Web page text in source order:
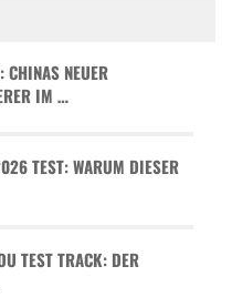
CHINAS NEUER
IM …
TEST: WARUM DIESER
TEST TRACK: DER